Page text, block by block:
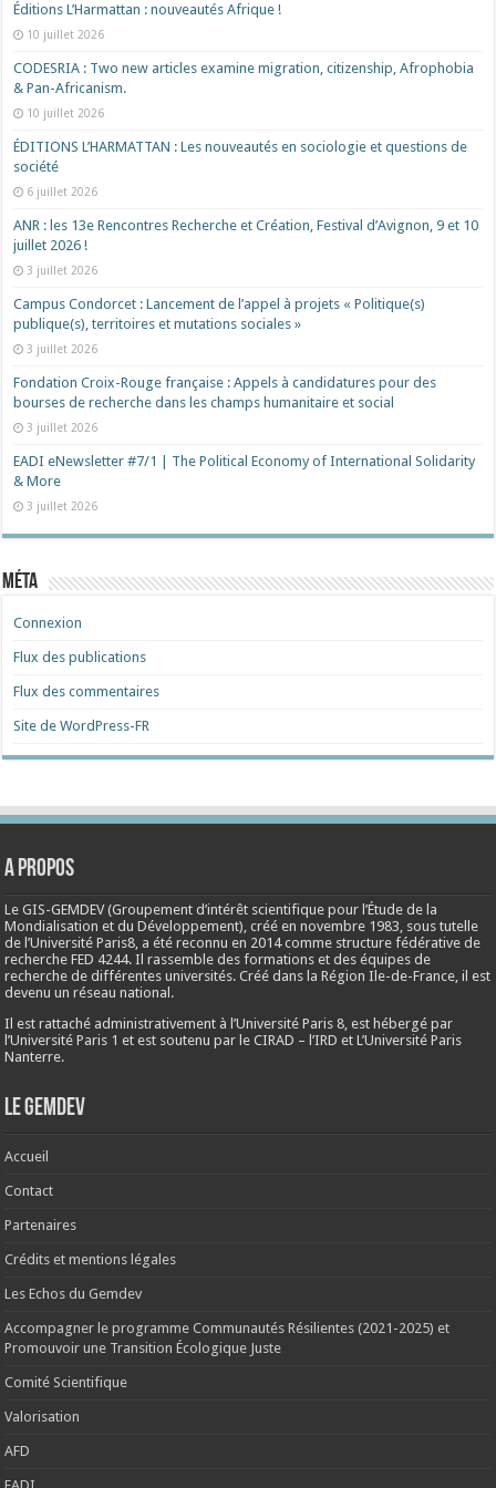
Éditions L’Harmattan : nouveautés Afrique !​
10 juillet 2026
CODESRIA : Two new articles examine migration, citizenship, Afrophobia
& Pan-Africanism.
10 juillet 2026
ÉDITIONS L’HARMATTAN : Les nouveautés en sociologie et questions de
société
6 juillet 2026
ANR : les 13e Rencontres Recherche et Création, Festival d’Avignon, 9 et 10
juillet 2026 !
3 juillet 2026
Campus Condorcet : Lancement de l’appel à projets « Politique(s)
publique(s), territoires et mutations sociales »
3 juillet 2026
Fondation Croix-Rouge française : Appels à candidatures pour des
bourses de recherche dans les champs humanitaire et social
3 juillet 2026
EADI eNewsletter #7/1 | The Political Economy of International Solidarity
& More
3 juillet 2026
Méta
Connexion
Flux des publications
Flux des commentaires
Site de WordPress-FR
A propos
Le GIS-GEMDEV (Groupement d’intérêt scientifique pour l’Étude de la
Mondialisation et du Développement), créé ennovembre 1983, sous tutelle
de l’Université Paris8, a été reconnu en 2014 comme structure fédérative de
recherche FED 4244. Il rassemble des formations et des équipes de
recherche de différentes universités. Créé dans la Région Ile-de-France, il est
devenu un réseau national.
Il est rattaché administrativement à l’Université Paris 8, est hébergé par
l’Université Paris 1 et est soutenu par le CIRAD – l’IRD et L’Université Paris
Nanterre.
Le Gemdev
Accueil
Contact
Partenaires
Crédits et mentions légales
Les Echos du Gemdev
Accompagner le programme Communautés Résilientes (2021-2025) et
Promouvoir une Transition Écologique Juste
Comité Scientifique
Valorisation
AFD